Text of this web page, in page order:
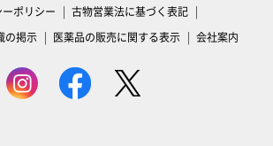
ポリシー
古物営業法に基づく表記
の掲示
医薬品の販売に関する表示 会社案内